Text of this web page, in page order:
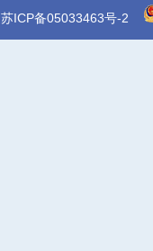
苏ICP备05033463号-2